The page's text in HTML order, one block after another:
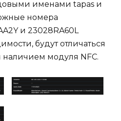
именами tapas и
номера
и 23028RA60L
будут отличаться
модуля NFC.